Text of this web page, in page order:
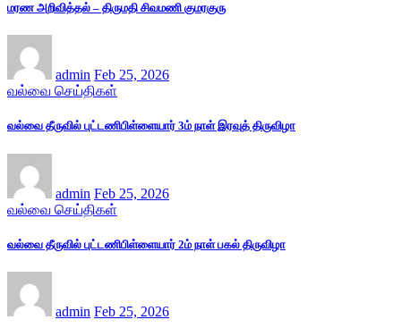
மரண அறிவித்தல் – திருமதி சிவமணி குமரகுரு
admin Feb 25, 2026
வல்வை செய்திகள்
வல்வை தீருவில் புட்டணிபிள்ளையார் 3ம் நாள் இரவுத் திருவிழா
admin Feb 25, 2026
வல்வை செய்திகள்
வல்வை தீருவில் புட்டணிபிள்ளையார் 2ம் நாள் பகல் திருவிழா
admin Feb 25, 2026